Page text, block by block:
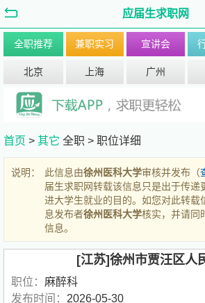
应届生求职网
全职推荐 兼职实习 宣讲会
北京 上海 广州
首页 > 其它 全职 > 职位详细
说明： 此信息由徐州医科大学审核并发布（
届生求职网转载该信息只是出于传递
进大学生就业的目的。如您对此转载
息发布者徐州医科大学核实，并请同
信息。
[江苏]徐州市贾汪区人
职位： 麻醉科
发布时间： 2026-05-30